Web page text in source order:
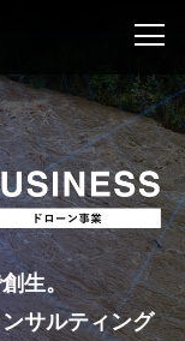
生。
サルティング